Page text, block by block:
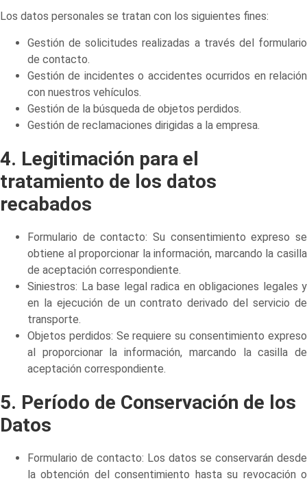
Los datos personales se tratan con los siguientes fines:
Gestión de solicitudes realizadas a través del formulario
de contacto.
Gestión de incidentes o accidentes ocurridos en relación
con nuestros vehículos.
Gestión de la búsqueda de objetos perdidos.
Gestión de reclamaciones dirigidas a la empresa.
4. Legitimación para el
tratamiento de los datos
recabados
Formulario de contacto: Su consentimiento expreso se
obtiene al proporcionar la información, marcando la casilla
de aceptación correspondiente.
Siniestros: La base legal radica en obligaciones legales y
en la ejecución de un contrato derivado del servicio de
transporte.
Objetos perdidos: Se requiere su consentimiento expreso
al proporcionar la información, marcando la casilla de
aceptación correspondiente.
5. Período de Conservación de los
Datos
Formulario de contacto: Los datos se conservarán desde
la obtención del consentimiento hasta su revocación o